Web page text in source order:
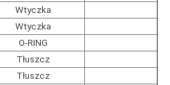
Wtyczka
Wtyczka
O-RING
Tłuszcz
Tłuszcz